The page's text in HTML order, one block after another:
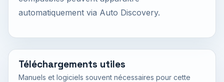
automatiquement via Auto Discovery.
Téléchargements utiles
Manuels et logiciels souvent nécessaires pour cette